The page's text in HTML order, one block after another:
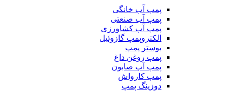
پمپ آب خانگی
پمپ آب صنعتی
پمپ آب کشاورزی
الکتروپمپ گازوئیل
بوستر پمپ
پمپ روغن داغ
پمپ آب صابون
پمپ کارواش
دوزینگ پمپ